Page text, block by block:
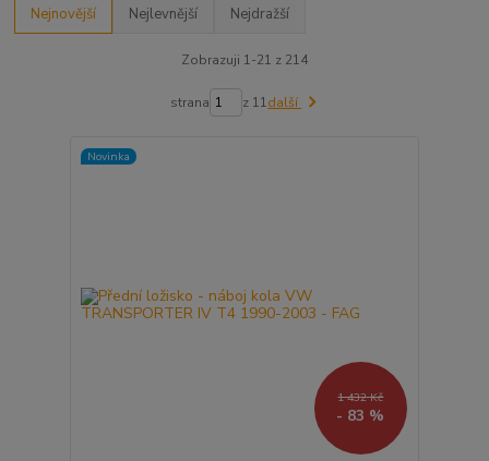
Nejnovější Nejlevnější Nejdražší
Zobrazuji 1-21 z 214
strana z 11další
Novinka
1 432 Kč
- 83 %